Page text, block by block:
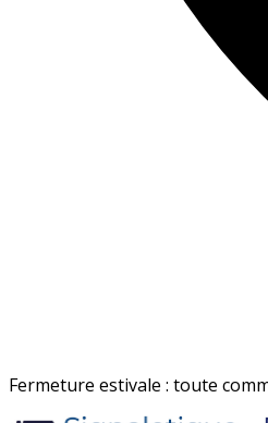
Fermeture estivale : toute